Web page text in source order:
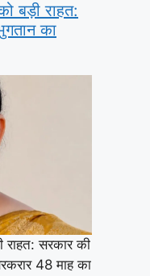
बड़ी राहत:
का
राहत: सरकार की
48 माह का